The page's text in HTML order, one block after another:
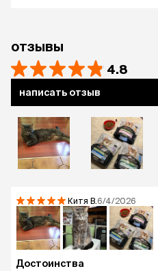
Этот продукт
кошек. Если вашей
дополнительная
поддержка почек,
Внутреннее
комплекса нутриентов
почек на 40 кошках в
Purina R&D Amiens, France.
отзывы
4.8
написать отзыв
Китя В. 6/4/2026
Достоинства